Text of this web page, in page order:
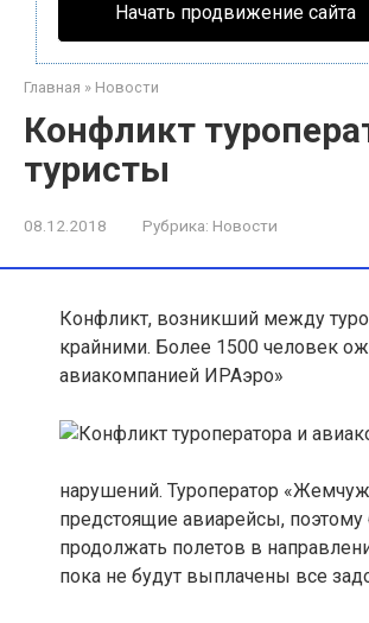
Начать продвижение сайта
Главная » Новости
Конфликт
туристы
08.12.2018 Рубрика: Новости
Конфликт, возникший между
крайними. Более 1500 человек
авиакомпанией ИРАэро»
нарушений. Туроператор
предстоящие авиарейсы,
продолжать полетов в
пока не будут выплачены все